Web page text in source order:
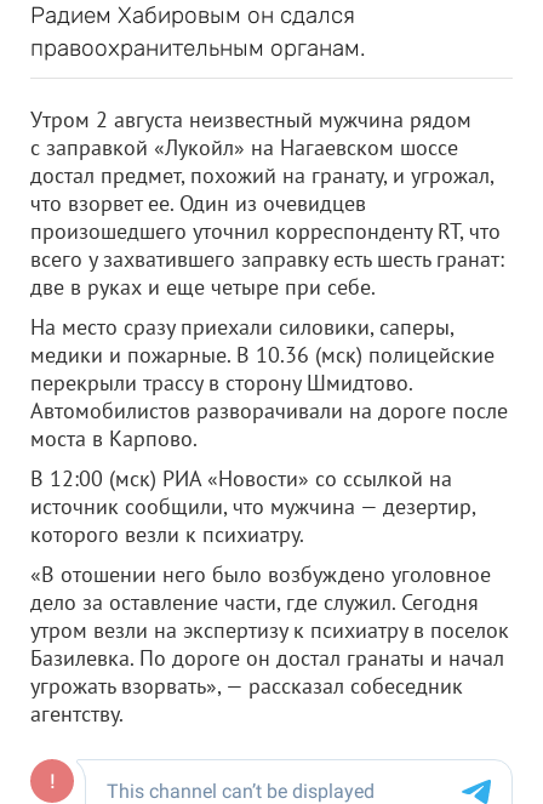
Радием Хабировым он сдался
правоохранительным органам.
Утром 2 августа неизвестный мужчина рядом
с заправкой «Лукойл» на Нагаевском шоссе
достал предмет, похожий на гранату, и угрожал,
что взорвет ее. Один из очевидцев
произошедшего уточнил корреспонденту RT, что
всего у захватившего заправку есть шесть гранат:
две в руках и еще четыре при себе.
На место сразу приехали силовики, саперы,
медики и пожарные. В 10.36 (мск) полицейские
перекрыли трассу в сторону Шмидтово.
Автомобилистов разворачивали на дороге после
моста в Карпово.
В 12:00 (мск) РИА «Новости» со ссылкой на
источник сообщили, что мужчина — дезертир,
которого везли к психиатру.
«В отошении него было возбуждено уголовное
дело за оставление части, где служил. Сегодня
утром везли на экспертизу к психиатру в поселок
Базилевка. По дороге он достал гранаты и начал
угрожать взорвать», — рассказал собеседник
агентству.